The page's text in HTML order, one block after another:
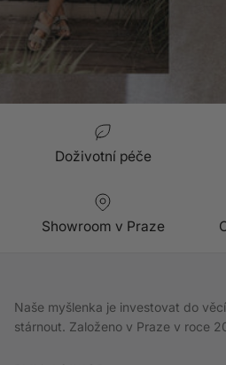
Doživotní péče
Showroom v Praze
Naše myšlenka je investovat do
stárnout. Založeno v Praze v roce